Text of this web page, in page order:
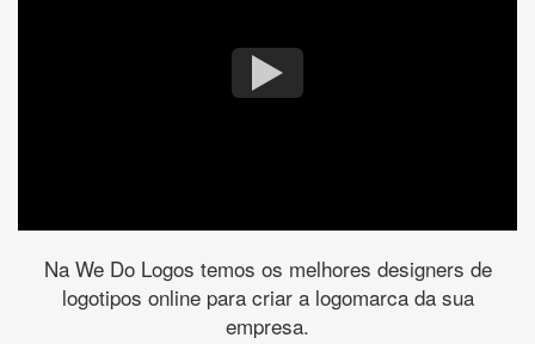
Na We Do Logos temos os melhores designers de
logotipos online para criar a logomarca da sua
empresa.